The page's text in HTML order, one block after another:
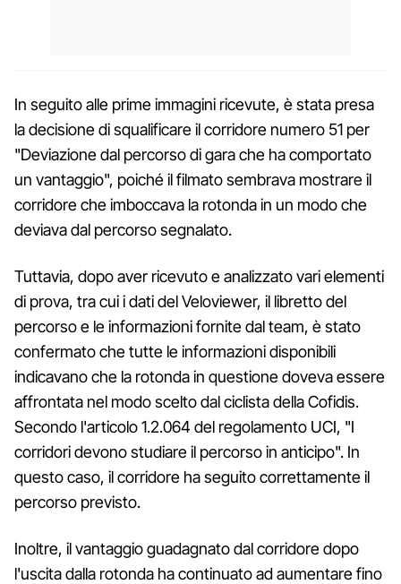
In seguito alle prime immagini ricevute, è stata presa
la decisione di squalificare il corridore numero 51 per
"Deviazione dal percorso di gara che ha comportato
un vantaggio", poiché il filmato sembrava mostrare il
corridore che imboccava la rotonda in un modo che
deviava dal percorso segnalato.
Tuttavia, dopo aver ricevuto e analizzato vari elementi
di prova, tra cui i dati del Veloviewer, il libretto del
percorso e le informazioni fornite dal team, è stato
confermato che tutte le informazioni disponibili
indicavano che la rotonda in questione doveva essere
affrontata nel modo scelto dal ciclista della Cofidis.
Secondo l'articolo 1.2.064 del regolamento UCI, "I
corridori devono studiare il percorso in anticipo". In
questo caso, il corridore ha seguito correttamente il
percorso previsto.
Inoltre, il vantaggio guadagnato dal corridore dopo
l'uscita dalla rotonda ha continuato ad aumentare fino